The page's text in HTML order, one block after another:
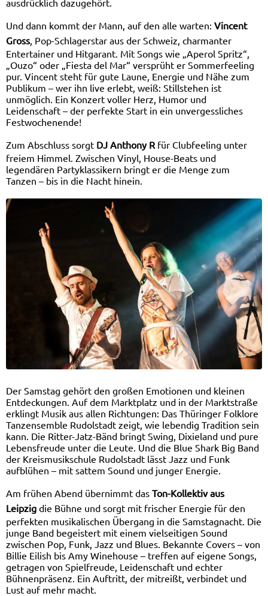
Und dann kommt der Mann, auf den alle warten: Vincent
Gross, Pop-Schlagerstar aus der Schweiz, charmanter
Entertainer und Hitgarant. Mit Songs wie „Aperol Spritz“,
„Ouzo“ oder „Fiesta del Mar“ versprüht er Sommerfeeling
pur. Vincent steht für gute Laune, Energie und Nähe zum
Publikum – wer ihn live erlebt, weiß: Stillstehen ist
unmöglich. Ein Konzert voller Herz, Humor und
Leidenschaft – der perfekte Start in ein unvergessliches
Festwochenende!
Zum Abschluss sorgt DJ Anthony R für Clubfeeling unter
freiem Himmel. Zwischen Vinyl, House-Beats und
legendären Partyklassikern bringt er die Menge zum
Tanzen – bis in die Nacht hinein.
Der Samstag gehört den großen Emotionen und kleinen
Entdeckungen. Auf dem Marktplatz und in der Marktstraße
erklingt Musik aus allen Richtungen: Das Thüringer Folklore
Tanzensemble Rudolstadt zeigt, wie lebendig Tradition sein
kann. Die Ritter-Jatz-Bänd bringt Swing, Dixieland und pure
Lebensfreude unter die Leute. Und die Blue Shark Big Band
der Kreismusikschule Rudolstadt lässt Jazz und Funk
aufblühen – mit sattem Sound und junger Energie.
Am frühen Abend übernimmt das Ton-Kollektiv aus
Leipzig die Bühne und sorgt mit frischer Energie für den
perfekten musikalischen Übergang in die Samstagnacht. Die
junge Band begeistert mit einem vielseitigen Sound
zwischen Pop, Funk, Jazz und Blues. Bekannte Covers – von
Billie Eilish bis Amy Winehouse – treffen auf eigene Songs,
getragen von Spielfreude, Leidenschaft und echter
Bühnenpräsenz. Ein Auftritt, der mitreißt, verbindet und
Lust auf mehr macht.